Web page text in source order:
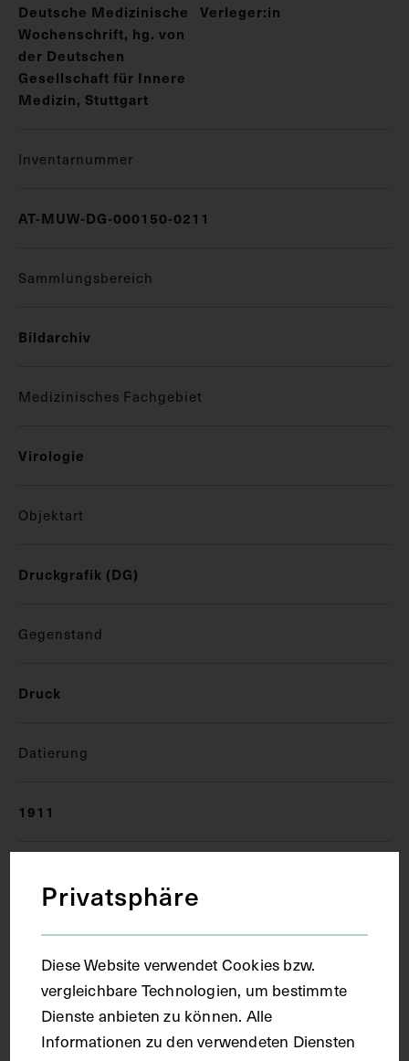
Deutsche Medizinische
Wochenschrift, hg. von
der Deutschen
Gesellschaft für Innere
Medizin, Stuttgart
Verleger:in
Inventarnummer
AT-MUW-DG-000150-0211
Sammlungsbereich
Bildarchiv
Medizinisches Fachgebiet
Virologie
Objektart
Druckgrafik (DG)
Gegenstand
Druck
Datierung
1911
Leipzig
Material
Papier
Privatsphäre
Diese Website verwendet Cookies bzw.
vergleichbare Technologien, um bestimmte
Dienste anbieten zu können. Alle
Informationen zu den verwendeten Diensten